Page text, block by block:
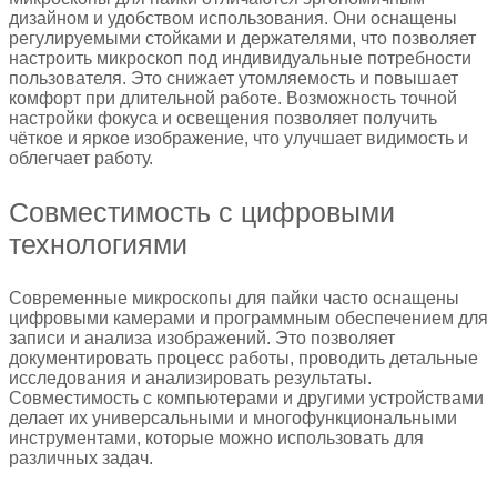
дизайном и удобством использования. Они оснащены
регулируемыми стойками и держателями, что позволяет
настроить микроскоп под индивидуальные потребности
пользователя. Это снижает утомляемость и повышает
комфорт при длительной работе. Возможность точной
настройки фокуса и освещения позволяет получить
чёткое и яркое изображение, что улучшает видимость и
облегчает работу.
Совместимость с цифровыми
технологиями
Современные микроскопы для пайки часто оснащены
цифровыми камерами и программным обеспечением для
записи и анализа изображений. Это позволяет
документировать процесс работы, проводить детальные
исследования и анализировать результаты.
Совместимость с компьютерами и другими устройствами
делает их универсальными и многофункциональными
инструментами, которые можно использовать для
различных задач.